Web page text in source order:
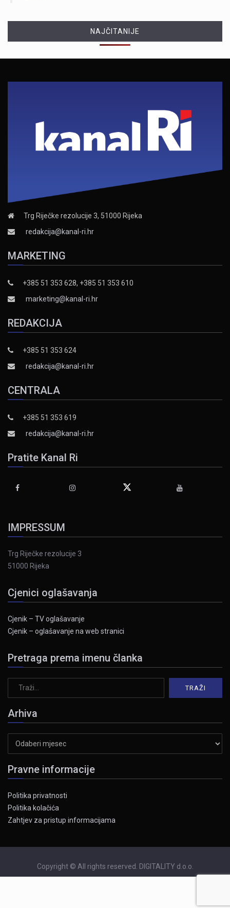
NAJČITANIJE
Trg Riječke rezolucije 3, 51000 Rijeka
redakcija@kanal-ri.hr
MARKETING
+385 51 353 628, +385 51 353 610
marketing@kanal-ri.hr
REDAKCIJA
+385 51 353 624
redakcija@kanal-ri.hr
CENTRALA
+385 51 353 619
redakcija@kanal-ri.hr
Pratite Kanal Ri
IMPRESSUM
Trg Riječke rezolucije 3
51000 Rijeka
Cjenici oglašavanja
Cjenik – TV oglašavanje
Cjenik – oglašavanje na web stranici
Pretraga prema imenu članka
Arhiva
Pravne informacije
Politika privatnosti
Politika kolačića
Zahtjev za pristup informacijama
Copyright © All rights reserved. DIGITALITY d.o.o.